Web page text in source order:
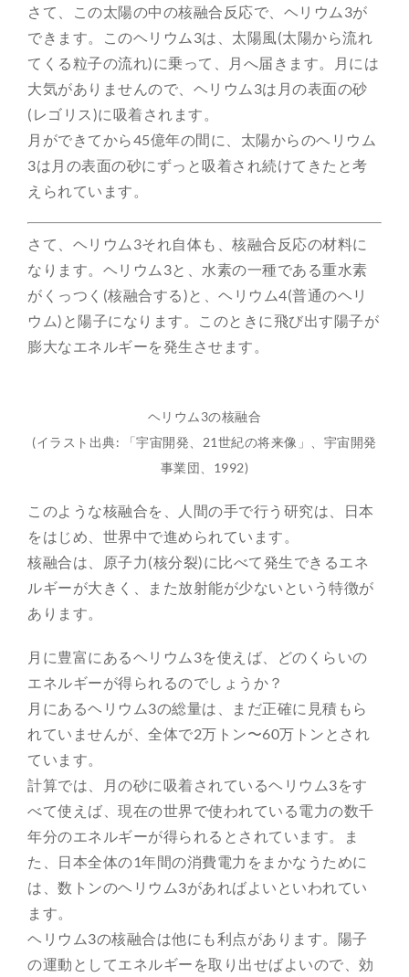
さて、この太陽の中の核融合反応で、ヘリウム3が
できます。このヘリウム3は、太陽風(太陽から流れ
てくる粒子の流れ)に乗って、月へ届きます。月には
大気がありませんので、ヘリウム3は月の表面の砂
(レゴリス)に吸着されます。
月ができてから45億年の間に、太陽からのヘリウム
3は月の表面の砂にずっと吸着され続けてきたと考
えられています。
さて、ヘリウム3それ自体も、核融合反応の材料に
なります。ヘリウム3と、水素の一種である重水素
がくっつく(核融合する)と、ヘリウム4(普通のヘリ
ウム)と陽子になります。このときに飛び出す陽子が
膨大なエネルギーを発生させます。
ヘリウム3の核融合
(イラスト出典: 「宇宙開発、21世紀の将来像」、宇宙開発
事業団、1992)
このような核融合を、人間の手で行う研究は、日本
をはじめ、世界中で進められています。
核融合は、原子力(核分裂)に比べて発生できるエネ
ルギーが大きく、また放射能が少ないという特徴が
あります。
月に豊富にあるヘリウム3を使えば、どのくらいの
エネルギーが得られるのでしょうか？
月にあるヘリウム3の総量は、まだ正確に見積もら
れていませんが、全体で2万トン〜60万トンとされ
ています。
計算では、月の砂に吸着されているヘリウム3をす
べて使えば、現在の世界で使われている電力の数千
年分のエネルギーが得られるとされています。ま
た、日本全体の1年間の消費電力をまかなうために
は、数トンのヘリウム3があればよいといわれてい
ます。
ヘリウム3の核融合は他にも利点があります。陽子
の運動としてエネルギーを取り出せばよいので、効